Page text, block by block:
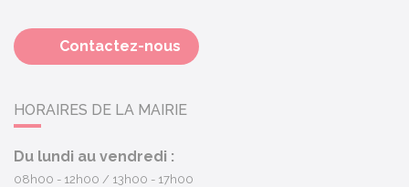
Contactez-nous
HORAIRES DE LA MAIRIE
Du lundi au vendredi :
08h00 - 12h00 13h00 - 17h00